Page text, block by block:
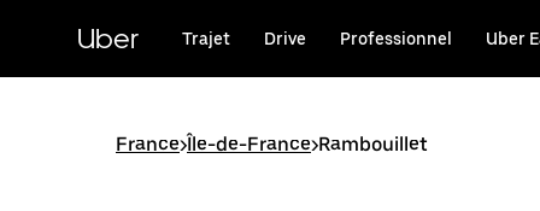
principal
Uber Trajet Drive Professionnel Uber
France>Île-de-France>Rambouillet